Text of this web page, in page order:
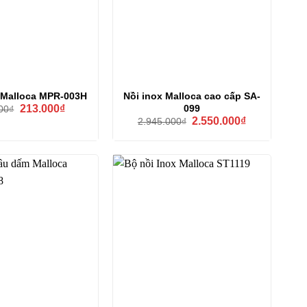
MPR-003H
₫ Giá
213.000₫Giá
Nồi inox Malloca cao cấp SA-
099
2.945.000₫ Giá
2.550.000₫Giá
2.550.000₫.